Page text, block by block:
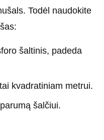
Todėl naudokite
šaltinis, padeda
kvadratiniam metrui.
šalčiui.